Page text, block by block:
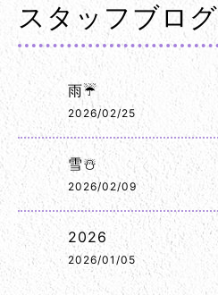
スタッフブログ
雨☔
2026/02/25
雪☃️
2026/02/09
2026
2026/01/05